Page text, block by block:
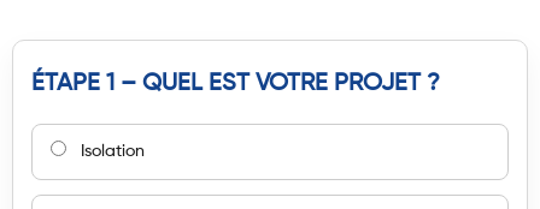
ÉTAPE 1 – QUEL EST VOTRE PROJET ?
Isolation